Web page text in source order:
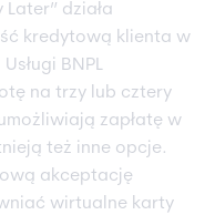
Later” działa
kredytową klienta w
BNPL
na trzy lub cztery
zapłatę w
też inne opcje.
akceptację
wirtualne karty